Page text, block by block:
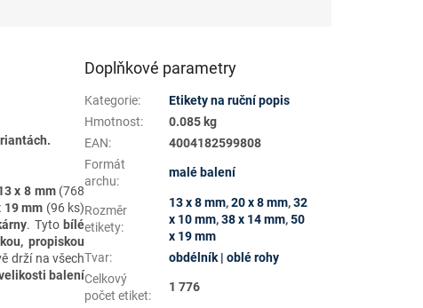
x 8 mm(768
19 mm (96 ks)
. Tyto bílé
propiskou
drží na všech
balení
Doplňkové parametry
Kategorie:
Etikety na ruční popis
Hmotnost:
0.085 kg
EAN:
4004182599808
Formát
archu:
malé balení
Rozměr
etikety:
13 x 8 mm,20 x 8 mm,32
x 10 mm,38 x 14 mm,50
x 19 mm
Tvar:
obdélník | oblé rohy
Celkový
počet etiket:
1 776